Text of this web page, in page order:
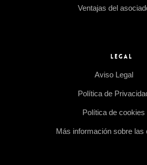
Ventajas del
LEGAL
Aviso Legal
Política de
Política de cookies
Más información sobre las